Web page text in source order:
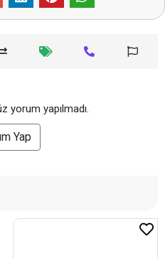
yorum yapılmadı.
Yap